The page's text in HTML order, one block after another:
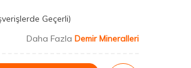
Geçerli)
Daha Fazla Demir Mineralleri